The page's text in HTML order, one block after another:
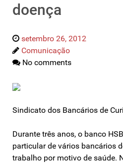
doença
setembro 26, 2012
Comunicação
No comments
Sindicato dos Bancários de
Durante três anos, o banco
particular de vários bancários
trabalho por motivo de saúde.